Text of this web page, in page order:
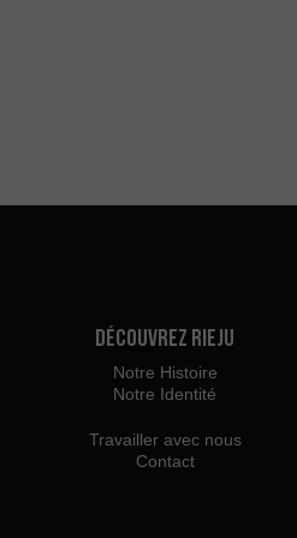
Découvrez Rieju
Notre Histoire
Notre Identité
Travailler avec nous
Contact